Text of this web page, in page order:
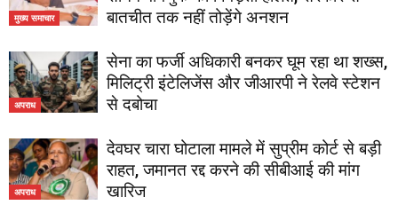
मुख्य समाचार
बातचीत तक नहीं तोड़ेंगे अनशन
अपराध
सेना का फर्जी अधिकारी बनकर घूम रहा था शख्स,
मिलिट्री इंटेलिजेंस और जीआरपी ने रेलवे स्टेशन
से दबोचा
अपराध
देवघर चारा घोटाला मामले में सुप्रीम कोर्ट से बड़ी
राहत, जमानत रद्द करने की सीबीआई की मांग
खारिज